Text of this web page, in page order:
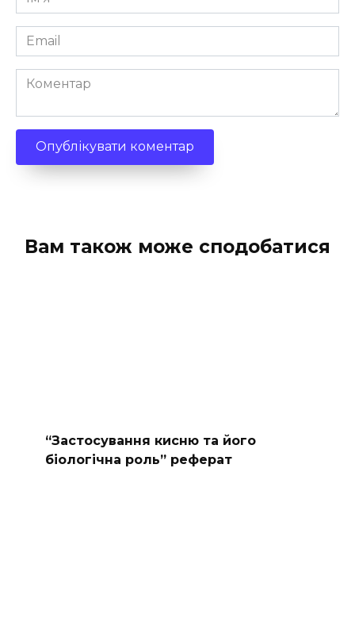
*
Email
*
Коментар
Вам також може сподобатися
“Застосування кисню та його
біологічна роль” реферат